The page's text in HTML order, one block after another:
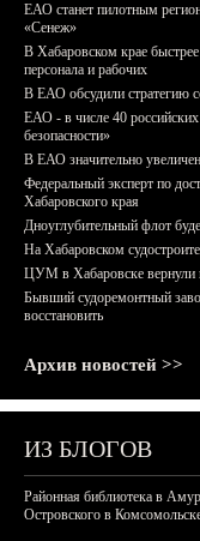
ЕАО станет пилотным
«Сенеж»
В Хабаровском крае быстрее
персонала и рабочих
В ЕАО обсудили стратегию
ЕАО - в числе 40
безопасности»
В ЕАО значительно
Федеральный эксперт по
Хабаровского края
Дноуглубительный флот
На Хабаровском
ЦУМ в Хабаровске вернули
Бывший судоремонтный
восстановить
Архив новостей >>
ИЗ БЛОГОВ
Районная библиотека в
Островского в